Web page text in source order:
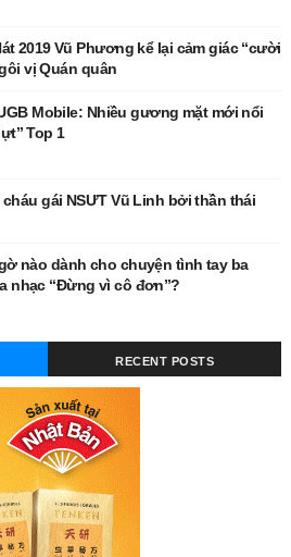
2019 Vũ Phương kể lại cảm giác “cười
vị Quán quân
Mobile: Nhiều gương mặt mới nổi
Top 1
gái NSƯT Vũ Linh bởi thần thái
nào dành cho chuyện tình tay ba
nhạc “Đừng vì cô đơn”?
RECENT POSTS